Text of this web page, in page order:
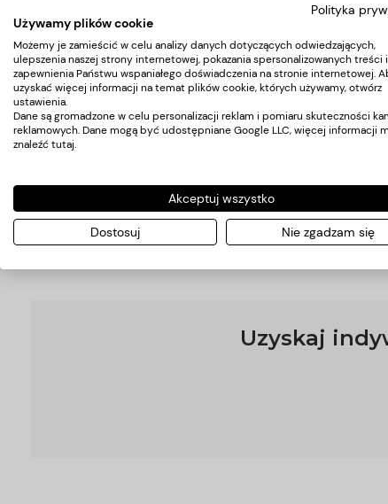
Spryskiwacz fryzjerski, wykonany z tworzywa sztucznego,
Trwałe, stabilne wykonanie.
Koszty dostawy
Kraj wysyłki:
Przesyłka kurierska
Uzyskaj
Polityka
Używamy plików cookie
Możemy je zamieścić w celu analizy danych dotyczących odwiedzających,
ulepszenia naszej strony internetowej, pokazania spersonalizowanych treści i
zapewnienia Państwu wspaniałego doświadczenia na stronie internetowej.
uzyskać więcej informacji na temat plików cookie, których używamy, otwórz
ustawienia.
Dane są gromadzone w celu personalizacji reklam i pomiaru skuteczności
reklamowych. Dane mogą być udostępniane Google LLC, więcej informacji
znaleźć tutaj.
Akceptuj wszystko
Dostosuj Nie zgadzam się